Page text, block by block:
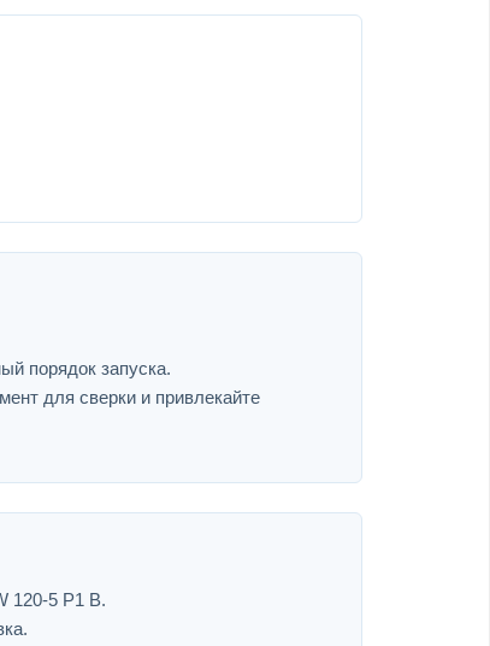
порядок запуска.
для сверки и привлекайте
120-5 P1 B.